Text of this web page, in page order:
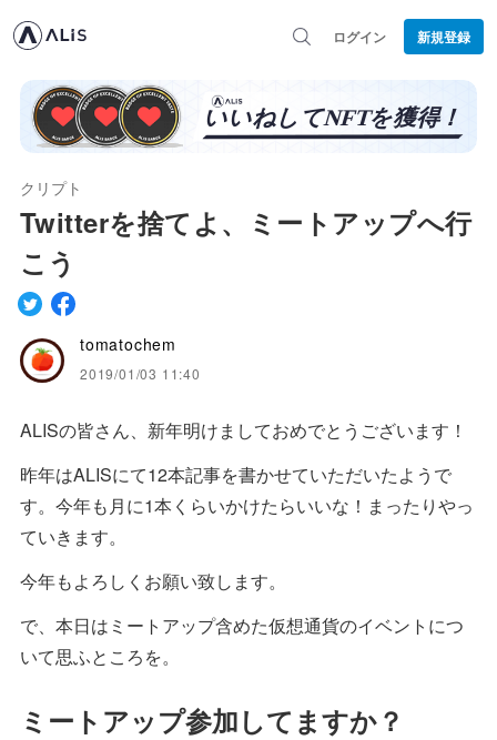
ログイン 新規登録
クリプト
Twitterを捨てよ、ミートアップへ行
こう
tomatochem
2019/01/03 11:40
ALISの皆さん、新年明けましておめでとうございます！
昨年はALISにて12本記事を書かせていただいたようで
す。今年も月に1本くらいかけたらいいな！まったりやっ
ていきます。
今年もよろしくお願い致します。
で、本日はミートアップ含めた仮想通貨のイベントにつ
いて思ふところを。
ミートアップ参加してますか？